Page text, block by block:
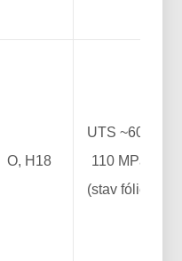
O, H18
UTS ~60–
110 MPa
(stav fólie)